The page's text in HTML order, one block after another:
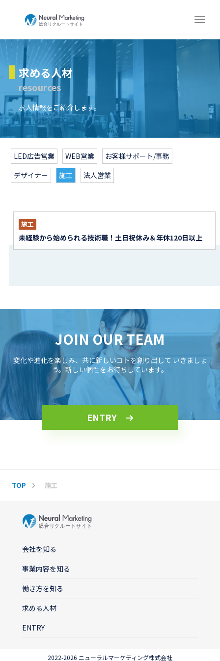
求める人材
resources
求人情報をご紹介します。
LED広告営業 WEB営業
お客様サポート/事務
デザイナー
施工 法人営業
施工
未経験から始められる技術職！土日祝休み＆年休120日以上
JOIN OUR TEAM
変化や進化を楽しみ、共に新しいコトを創り出して いきましょ
う。新しい個性をお待ちしています。
ENTRY
TOP 施工
会社を知る
事業内容を知る
働き方を知る
求める人材
ENTRY
2022-2026 ニューラルマーケティング株式会社